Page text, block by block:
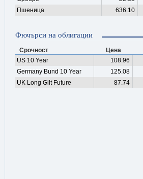
Пшеница
636.10
Фючърси на облигации
Срочност Цена
US 10 Year
108.96
Germany Bund 10 Year
125.08
UK Long Gilt Future
87.74